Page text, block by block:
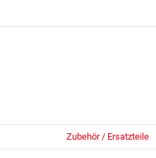
Zubehör / Ersatzteile